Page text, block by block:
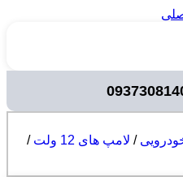
/ لامپ های 12 ولت
/